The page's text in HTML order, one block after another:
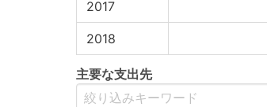
2017
2018
主要な支出先